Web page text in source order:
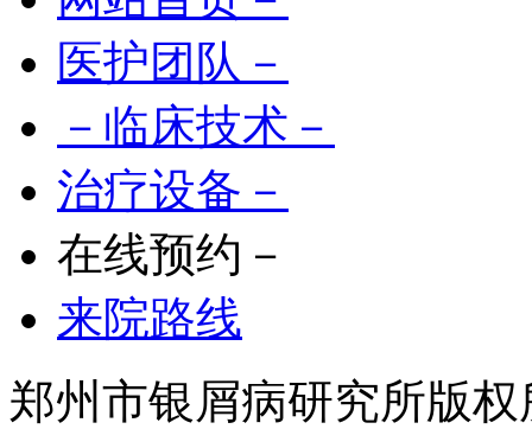
医护团队－
－临床技术－
治疗设备－
在线预约－
来院路线
郑州市银屑病研究所版权